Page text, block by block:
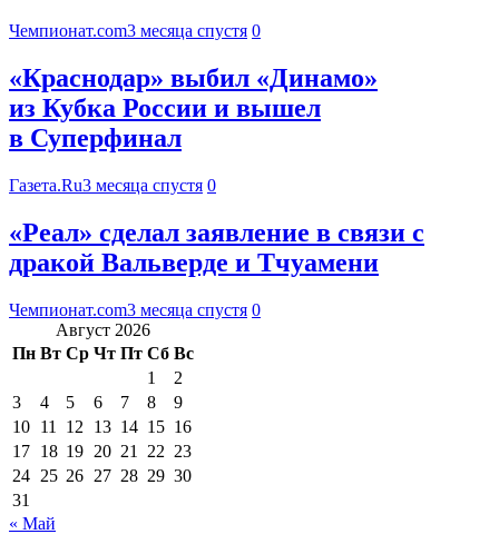
Чемпионат.com3 месяца спустя 0
«Краснодар» выбил «Динамо»
из Кубка России и вышел
в Суперфинал
Газета.Ru3 месяца спустя 0
«Реал» сделал заявление в связи с
дракой Вальверде и Тчуамени
Чемпионат.com3 месяца спустя 0
Август 2026
Пн Вт Ср Чт Пт Сб Вс
1
2
3
4 5 6 7 8
9
10 11 12 13 14 15 16
17 18 19 20 21 22 23
24 25 26 27 28 29 30
31
« Май